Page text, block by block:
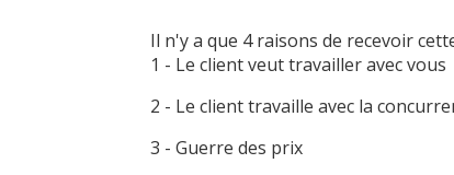
Il n'y a que 4 raisons de recevoir
1 - Le client veut travailler avec vous
2 - Le client travaille avec la
3 - Guerre des prix